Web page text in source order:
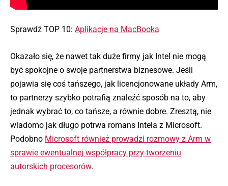
Sprawdź TOP 10: Aplikacje na MacBooka
Okazało się, że nawet tak duże firmy jak Intel nie mogą
być spokojne o swoje partnerstwa biznesowe. Jeśli
pojawia się coś tańszego, jak licencjonowane układy Arm,
to partnerzy szybko potrafią znaleźć sposób na to, aby
jednak wybrać to, co tańsze, a równie dobre. Zresztą, nie
wiadomo jak długo potrwa romans Intela z Microsoft.
Podobno Microsoft również prowadzi rozmowy z Arm w
sprawie ewentualnej współpracy przy tworzeniu
autorskich procesorów.